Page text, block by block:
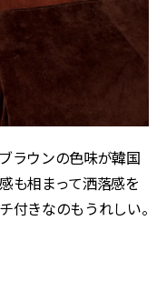
ラウンの色味が韓国
も相まって洒落感を
付きなのもうれしい。